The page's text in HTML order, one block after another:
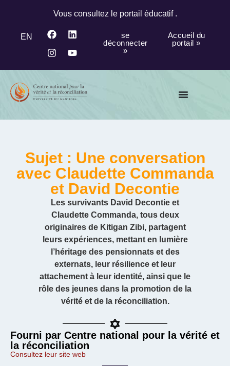
Vous consultez le portail éducatif .
EN
se
déconnecter
»
Accueil du
portail »
Sujet : Une conversation
avec Claudette Commanda
et David Decontie
Les survivants David Decontie et
Claudette Commanda, tous deux
originaires de Kitigan Zibi, partagent
leurs expériences, mettant en lumière
l’héritage des pensionnats et des
externats, leur résilience et leur
attachement à leur identité, ainsi que le
rôle des jeunes dans la promotion de la
vérité et de la réconciliation.
Fourni par Centre national pour la vérité et
la réconciliation
Consultez leur site web